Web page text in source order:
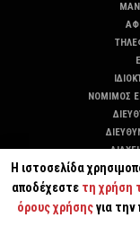
ΝΟΜΙΜΟΣ
Η ιστοσελίδα
αποδέχεστε τη χρήση
όρους χρήσηςγια